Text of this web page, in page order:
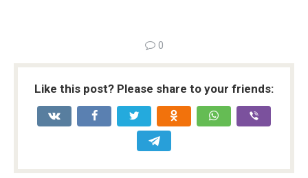
0
Like this post? Please share to your friends: